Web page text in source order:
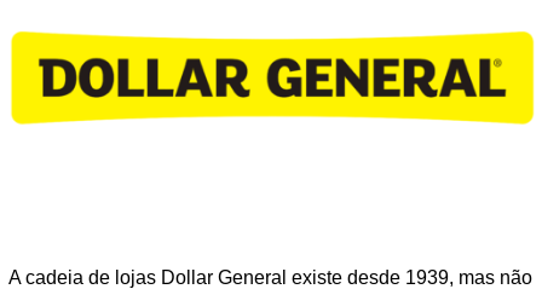
A cadeia de lojas Dollar General existe desde 1939, mas não